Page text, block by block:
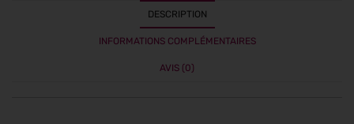
DESCRIPTION
INFORMATIONS COMPLÉMENTAIRES
AVIS (0)